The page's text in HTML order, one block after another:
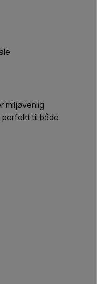
miljøvenlig
til både